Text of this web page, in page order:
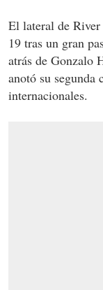
El lateral de
19 tras un gran
atrás de Gonzalo
anotó su segunda
internacionales.